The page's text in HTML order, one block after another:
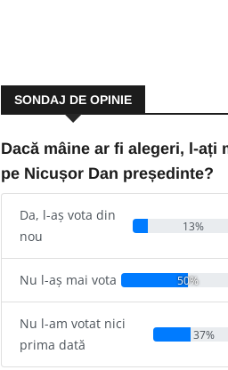
SONDAJ DE OPINIE
Dacă mâine ar fi alegeri, l-ați
pe Nicușor Dan președinte?
Da, l-aș vota din
nou
13%
Nu l-aș mai vota 50%
Nu l-am votat nici
prima dată
37%